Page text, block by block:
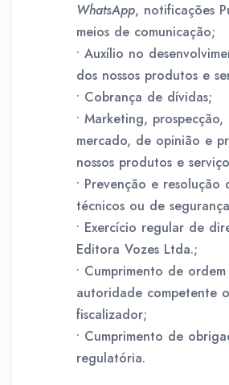
WhatsApp, notificações
meios de comunicação;
• Auxílio no
dos nossos produtos e
• Cobrança de dívidas;
• Marketing, prospecção,
mercado, de opinião e
nossos produtos e
• Prevenção e resolução
técnicos ou de
• Exercício regular de
Editora Vozes Ltda.;
• Cumprimento de
autoridade competente
fiscalizador;
• Cumprimento de
regulatória.